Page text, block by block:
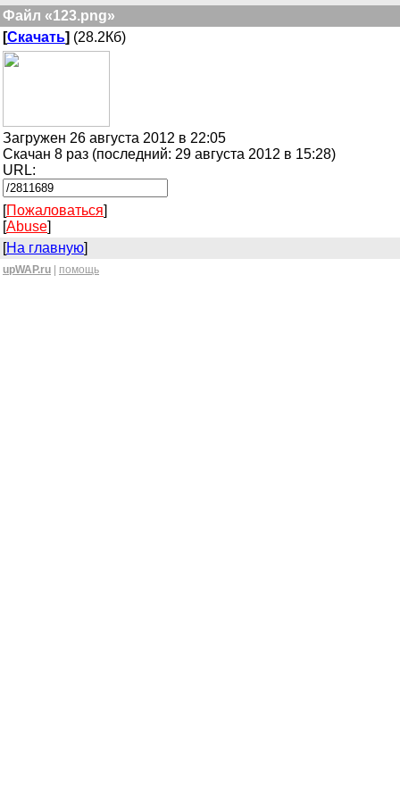
Файл «123.png»
[Скачать] (28.2Кб)
Загружен 26 августа 2012 в 22:05
Скачан 8 раз (последний: 29 августа 2012 в 15:28)
URL:
[Пожаловаться]
[Abuse]
[На главную]
upWAP.ru помощь